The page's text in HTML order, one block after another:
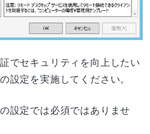
でセキュリティを向上したい
設定を実施してください。
設定では必須ではありませ